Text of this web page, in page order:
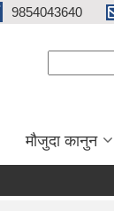
9854043640
मौजुदा कानुन